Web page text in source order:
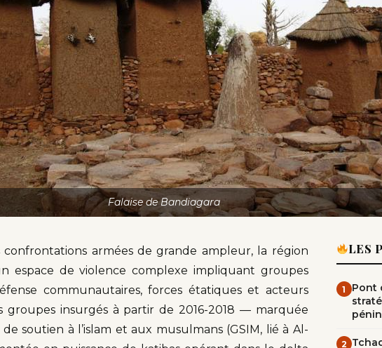
Falaise de Bandiagara
armées de grande ampleur, la région
espace de violence complexe impliquant groupes
communautaires, forces étatiques et acteurs
groupes insurgés à partir de 2016-2018 — marquée
soutien à l’islam et aux musulmans (GSIM, lié à Al-
LES
1
Pont
2